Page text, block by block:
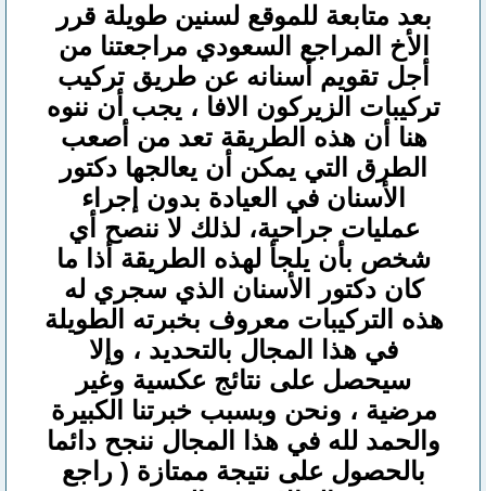
بعد متابعة للموقع لسنين طويلة قرر
الأخ المراجع السعودي مراجعتنا من
أجل تقويم أسنانه عن طريق تركيب
تركيبات الزيركون الافا ، يجب أن ننوه
هنا أن هذه الطريقة تعد من أصعب
الطرق التي يمكن أن يعالجها دكتور
الأسنان في العيادة بدون إجراء
عمليات جراحية، لذلك لا ننصح أي
شخص بأن يلجأ لهذه الطريقة أذا ما
كان دكتور الأسنان الذي سجري له
هذه التركيبات معروف بخبرته الطويلة
في هذا المجال بالتحديد ، وإلا
سيحصل على نتائج عكسية وغير
مرضية ، ونحن وبسبب خبرتنا الكبيرة
والحمد لله في هذا المجال ننجح دائما
بالحصول على نتيجة ممتازة ( راجع